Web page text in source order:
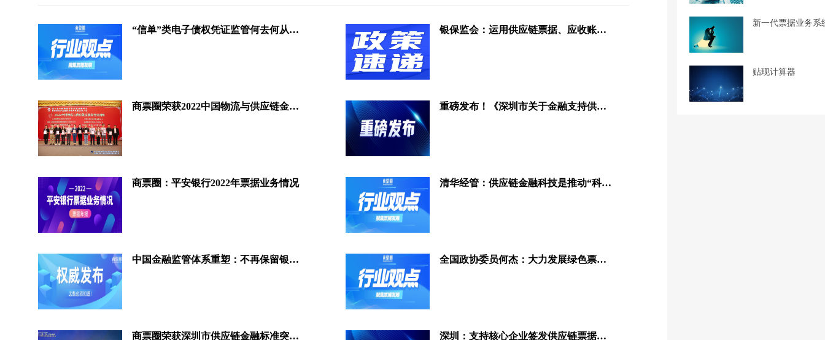
“信单”类电子债权凭证监管何去何从？看看业内怎么说 银保监会：运用供应链票据、应收账款融资优化服务模式
商票圈荣获2022中国物流与供应链金融优秀案例奖 重磅发布！《深圳市关于金融支持供应链服务业高质量发展的实施意见（征求意见稿）》公开征求意见
商票圈：平安银行2022年票据业务情况 清华经管：供应链金融科技是推动“科技-产业-金融”循环的最佳结合点
中国金融监管体系重塑：不再保留银保监会、组建国家金融监督管理总局 全国政协委员何杰：大力发展绿色票据 推动中小微企业绿色发展
商票圈荣获深圳市供应链金融标准突出贡献奖 深圳：支持核心企业签发供应链票据助力新能与汽车产业链发展
新一代票据业务系
贴现计算器